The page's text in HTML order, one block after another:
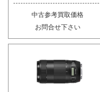
中古参考買取価格
お問合せ下さい